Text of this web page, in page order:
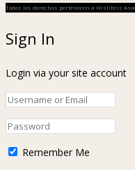
Todos los derechos pertenecen a Hislibris
Sign In
Login via your site account
Remember Me